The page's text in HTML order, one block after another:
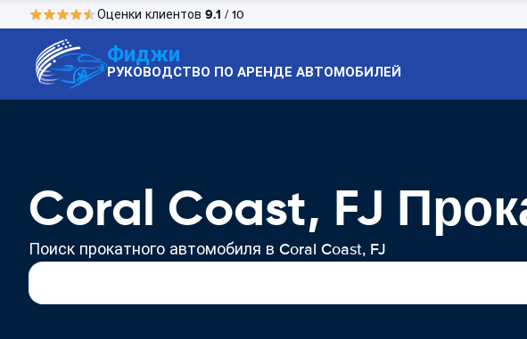
Оценки клиентов 9.1 / 10
Фиджи
РУКОВОДСТВО ПО АРЕНДЕ АВТОМОБИЛЕЙ
Coral Coast, FJ
Поиск прокатного автомобиля в Coral Coast, FJ